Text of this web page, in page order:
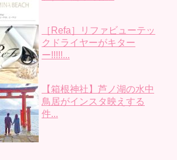
［Refa］リファビューテッ
クドライヤーがキター
ー!!!!!...
【箱根神社】芦ノ湖の水中
鳥居がインスタ映えする
件...